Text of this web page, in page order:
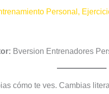
Personal ,
Bversion Entrenadores
cómo te ves. Cambias